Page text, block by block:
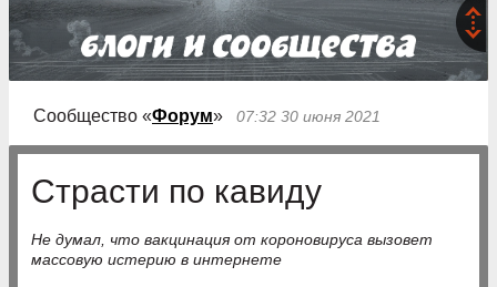
Сообщество «Форум» 07:32 30 июня 2021
Страсти по кавиду
Не думал, что вакцинация от короновируса вызовет
массовую истерию в интернете